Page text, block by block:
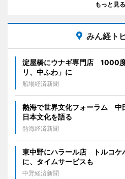
もっと見る
みん経ト
淀屋橋にウナギ専門店 1000
リ、中ふわ」に
船場経済新聞
熱海で世界文化フォーラム 中
日本文化を語る
熱海経済新聞
東中野にハラール店 トルコケ
に、タイムサービスも
中野経済新聞